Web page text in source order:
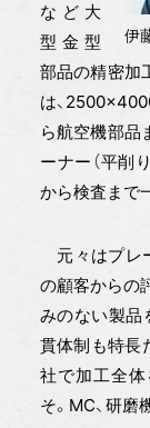
伊
など大
型金型
部品の精密加
は、
ら航空機部品
ーナー（平削
から検査まで
元々はプレ
の顧客からの
みのない製品
貫体制も特長
社で加工全体
そ。MC、研